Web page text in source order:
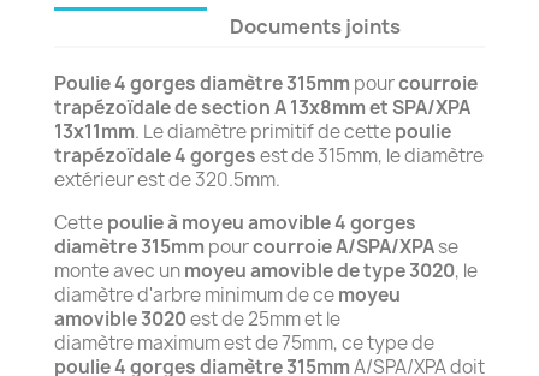
Documents joints
Poulie 4 gorges diamètre 315mm pourcourroie
trapézoïdale de section A 13x8mm et SPA/XPA
13x11mm. Le diamètre primitif de cettepoulie
trapézoïdale 4 gorgesest de 315mm, le diamètre
extérieur est de 320.5mm.
Cettepoulie à moyeu amovible 4 gorges
diamètre 315mm pourcourroie A/SPA/XPAse
monte avec unmoyeu amovible de type 3020, le
diamètre d'arbre minimum de cemoyeu
amovible 3020est de 25mm et le
diamètre maximum est de 75mm, ce type de
poulie 4 gorges diamètre 315mmA/SPA/XPA doit